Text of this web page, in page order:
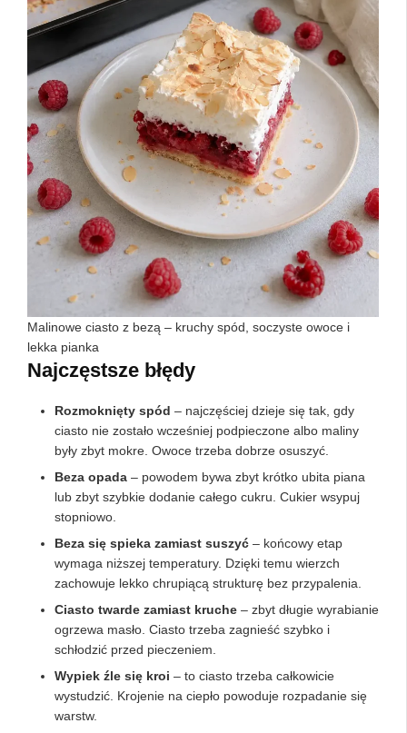
Malinowe ciasto z bezą – kruchy spód, soczyste owoce i
lekka pianka
Najczęstsze błędy
Rozmoknięty spód – najczęściej dzieje się tak, gdy
ciasto nie zostało wcześniej podpieczone albo maliny
były zbyt mokre. Owoce trzeba dobrze osuszyć.
Beza opada – powodem bywa zbyt krótko ubita piana
lub zbyt szybkie dodanie całego cukru. Cukier wsypuj
stopniowo.
Beza się spieka zamiast suszyć – końcowy etap
wymaga niższej temperatury. Dzięki temu wierzch
zachowuje lekko chrupiącą strukturę bez przypalenia.
Ciasto twarde zamiast kruche – zbyt długie wyrabianie
ogrzewa masło. Ciasto trzeba zagnieść szybko i
schłodzić przed pieczeniem.
Wypiek źle się kroi – to ciasto trzeba całkowicie
wystudzić. Krojenie na ciepło powoduje rozpadanie się
warstw.